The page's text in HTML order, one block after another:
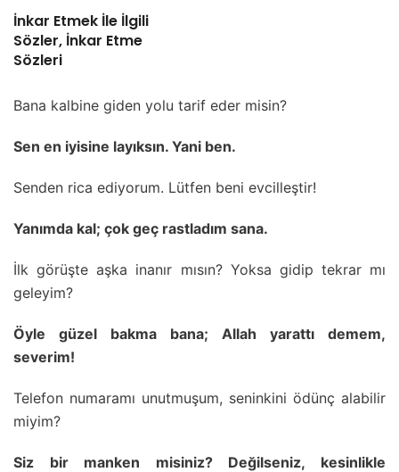
İnkar Etmek İle İlgili
Sözler, İnkar Etme
Sözleri
Bana kalbine giden yolu tarif eder misin?
Sen en iyisine layıksın. Yani ben.
Senden rica ediyorum. Lütfen beni evcilleştir!
Yanımda kal; çok geç rastladım sana.
İlk görüşte aşka inanır mısın? Yoksa gidip tekrar mı
geleyim?
Öyle güzel bakma bana; Allah yarattı demem,
severim!
Telefon numaramı unutmuşum, seninkini ödünç alabilir
miyim?
Siz bir manken misiniz? Değilseniz, kesinlikle